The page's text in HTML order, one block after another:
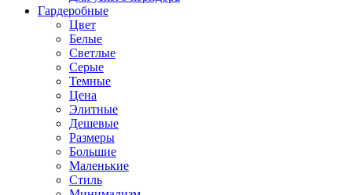
Гардеробные
Цвет
Белые
Светлые
Серые
Темные
Цена
Элитные
Дешевые
Размеры
Большие
Маленькие
Стиль